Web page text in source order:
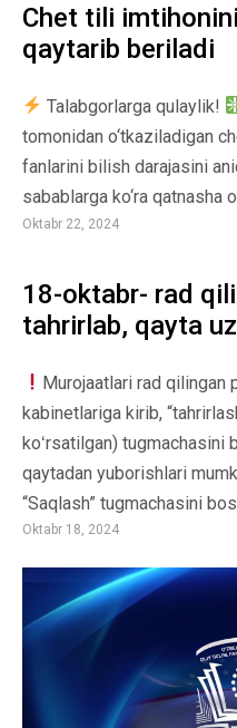
Chet tili
qaytarib beriladi
Talabgorlarga qulaylik!
tomonidan o‘tkaziladigan
fanlarini bilish darajasini
sabablarga ko‘ra qatnasha
Oktabr 22, 2024
18-oktabr- rad
tahrirlab, qayta
Murojaatlari rad qilingan
kabinetlariga kirib,
koʻrsatilgan) tugmachasini
qaytadan yuborishlari
“Saqlash” tugmachasini
Oktabr 18, 2024